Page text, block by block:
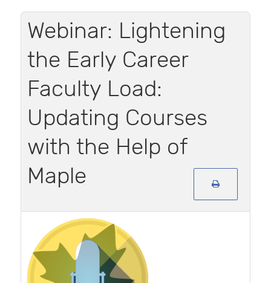
Webinar: Lightening
the Early Career
Faculty Load:
Updating Courses
with the Help of
Maple